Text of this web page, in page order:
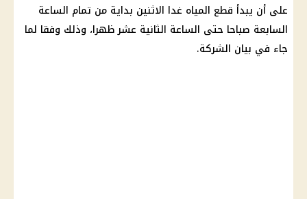
على أن يبدأ قطع المياه غدا الاثنين بداية من تمام الساعة
السابعة صباحا حتى الساعة الثانية عشر ظهرا، وذلك وفقا لما
جاء في بيان الشركة.